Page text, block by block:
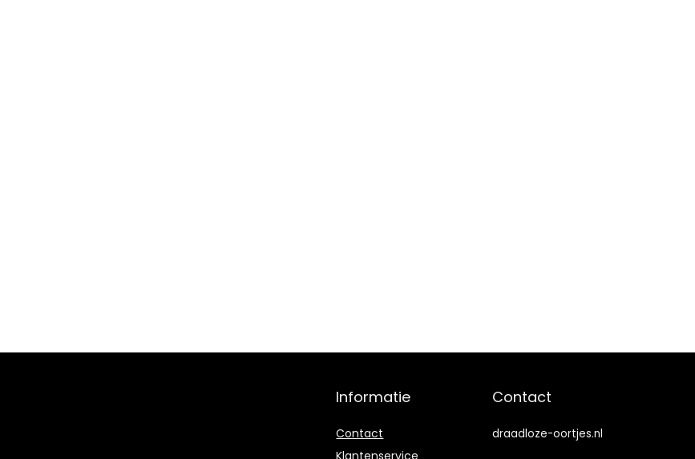
Informatie
Contact
Contact
draadloze-oortjes.nl